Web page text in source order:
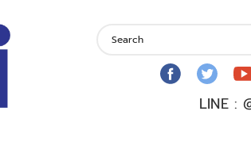
LINE :